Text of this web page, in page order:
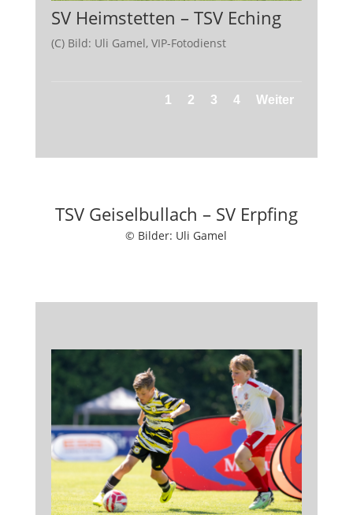
SV Heimstetten – TSV Eching
(C) Bild: Uli Gamel, VIP-Fotodienst
1 2 3 4 Weiter
TSV Geiselbullach – SV Erpfing
© Bilder: Uli Gamel